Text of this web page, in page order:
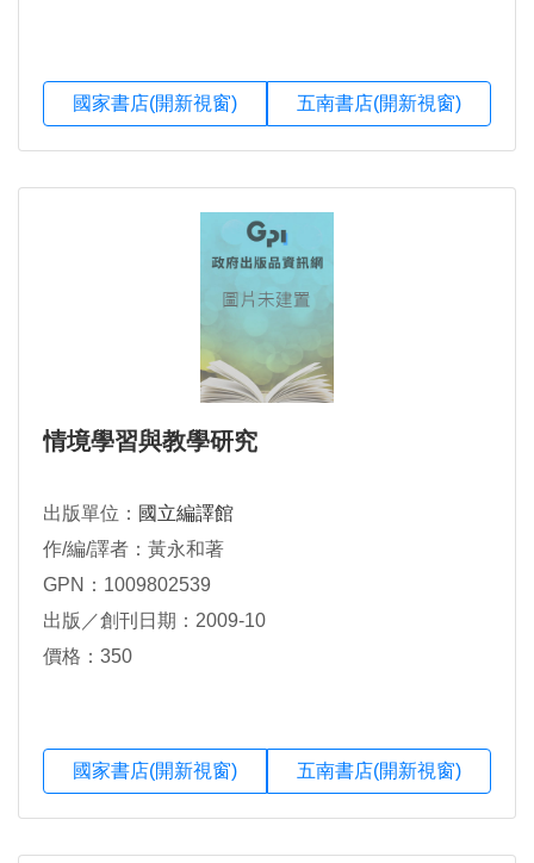
國家書店(開新視窗) 五南書店(開新視窗)
情境學習與教學研究
出版單位： 國立編譯館
作/編/譯者：黃永和著
GPN：1009802539
出版／創刊日期：2009-10
價格：350
國家書店(開新視窗) 五南書店(開新視窗)